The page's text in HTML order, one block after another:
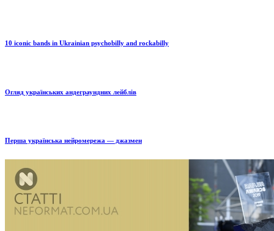
10 iconic bands in Ukrainian psychobilly and rockabilly
Огляд українських андеграундних лейблів
Перша українська нейромережа — джазмен